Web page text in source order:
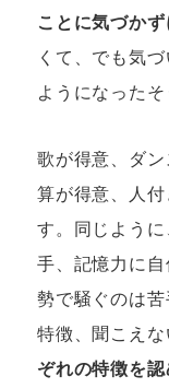
ことに気づかず
くて、でも気
ようになったそ
歌が得意、ダ
算が得意、人
す。同じよう
手、記憶力に
勢で騒ぐのは
特徴、聞こえな
ぞれの特徴を